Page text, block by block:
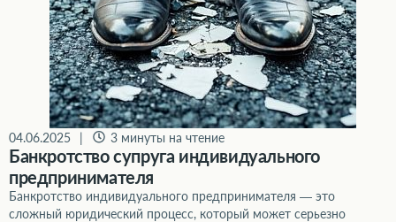
04.06.2025 | 3 минуты на чтение
Банкротство супруга индивидуального
предпринимателя
Банкротство индивидуального предпринимателя — это
сложный юридический процесс, который может серьезно